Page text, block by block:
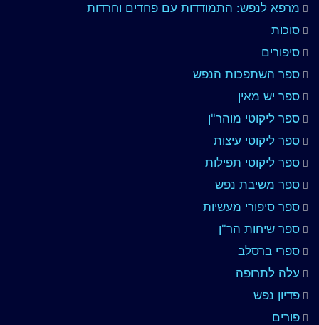
מרפא לנפש: התמודדות עם פחדים וחרדות
סוכות
סיפורים
ספר השתפכות הנפש
ספר יש מאין
ספר ליקוטי מוהר"ן
ספר ליקוטי עיצות
ספר ליקוטי תפילות
ספר משיבת נפש
ספר סיפורי מעשיות
ספר שיחות הר"ן
ספרי ברסלב
עלה לתרופה
פדיון נפש
פורים